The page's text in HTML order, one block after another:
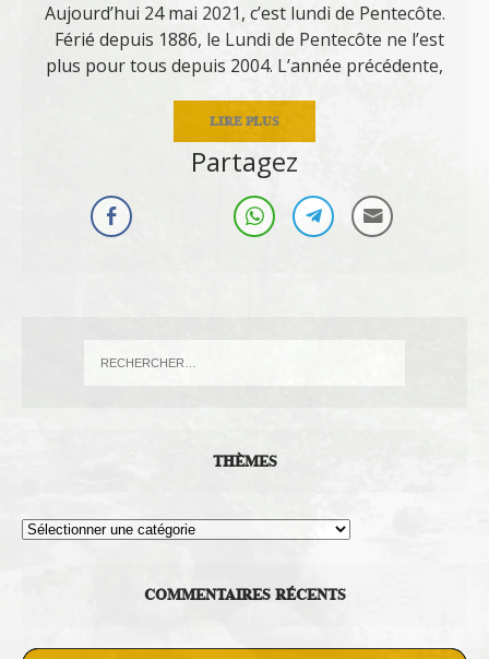
Aujourd’hui 24 mai 2021, c’est lundi de Pentecôte.
Férié depuis 1886, le Lundi de Pentecôte ne l’est
plus pour tous depuis 2004. L’année précédente,
LIRE PLUS
Partagez
THÈMES
Thèmes
COMMENTAIRES RÉCENTS